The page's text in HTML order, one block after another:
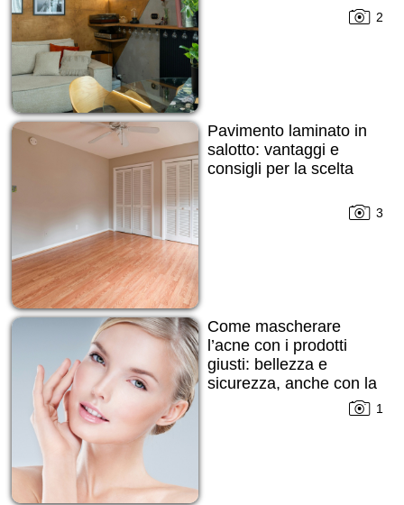
2
Pavimento laminato in
salotto: vantaggi e
consigli per la scelta
3
Come mascherare
l’acne con i prodotti
giusti: bellezza e
sicurezza, anche con la
1